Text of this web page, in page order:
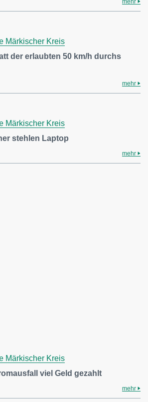
mehr
Märkischer Kreis
der erlaubten 50 km/h durchs
mehr
Märkischer Kreis
stehlen Laptop
mehr
Märkischer Kreis
viel Geld gezahlt
mehr